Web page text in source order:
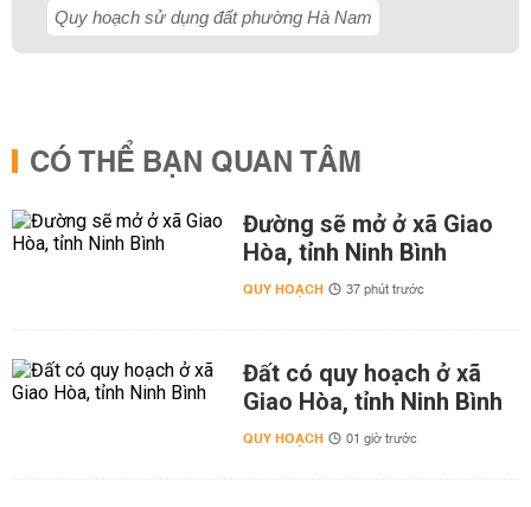
Quy hoạch sử dụng đất phường Hà Nam
CÓ THỂ BẠN QUAN TÂM
Đường sẽ mở ở xã Giao
Hòa, tỉnh Ninh Bình
QUY HOẠCH 37 phút trước
Đất có quy hoạch ở xã
Giao Hòa, tỉnh Ninh Bình
QUY HOẠCH 01 giờ trước